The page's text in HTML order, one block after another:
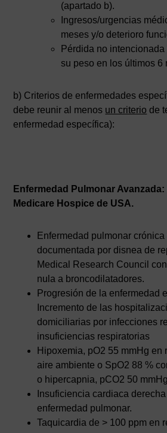
(apartado b).
Ingresos/urgencias
meses y/o deterioro
Pérdida no
su peso en los últimos 6
b) Criterios de enfermedades
debe reunir al menos un criterio de
enfermedad específica):
Enfermedad Pulmonar
Medicare Hospice de USA.
Enfermedad pulmonar crónica
documentada por disnea de
Medical Research Council
nula a broncodilatadores.
Progresión de la enfermedad
Incremento de las
domiciliarias por infecciones
insuficiencias respiratorias
Hipoxemia, pO2 55 mmHg en
aire ambiente o SpO2 88 %
o hipercapnia, pCO2 50
Insuficiencia cardiaca
enfermedad pulmonar.
Taquicardia de > 100 ppm en